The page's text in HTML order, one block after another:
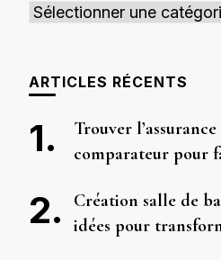
Catégories
ARTICLES RÉCENTS
Trouver
comparateur pour
Création salle de
idées pour